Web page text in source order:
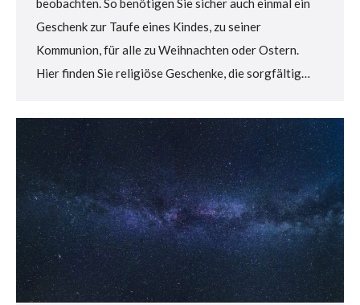
beobachten. So benötigen Sie sicher auch einmal ein
Geschenk zur Taufe eines Kindes, zu seiner
Kommunion, für alle zu Weihnachten oder Ostern.
Hier finden Sie religiöse Geschenke, die sorgfältig…